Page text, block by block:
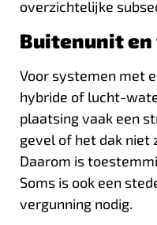
overzichtelijke
Buitenunit
Voor systemen met
hybride of lucht-
plaatsing vaak een
gevel of het dak niet
Daarom is
Soms is ook een
vergunning nodig.